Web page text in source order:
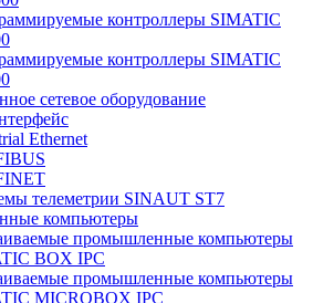
контроллеры SIMATIC
контроллеры SIMATIC
сетевое оборудование
Ethernet
телеметрии SINAUT ST7
компьютеры
промышленные компьютеры
BOX IPC
промышленные компьютеры
MICROBOX IPC